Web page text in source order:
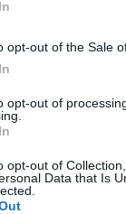
opt-out of the Sale
opt-out of
opt-out of
Data that Is
del
il suo tour
a un top
della sua